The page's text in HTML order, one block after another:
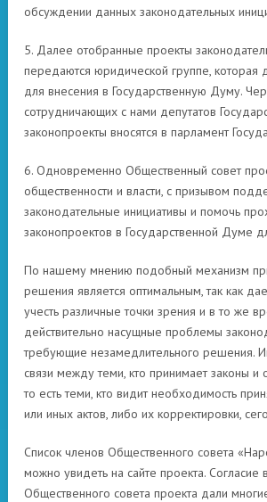
обсуждении данных законодательных
5. Далее отобранные проекты
передаются юридической группе, которая
для внесения в Государственную Думу.
сотрудничающих с нами депутатов
законопроекты вносятся в парламент
6. Одновременно Общественный совет
общественности и власти, с призывом
законодательные инициативы и помочь
законопроектов в Государственной Думе
По нашему мнению подобный механизм
решения является оптимальным, так как
учесть различные точки зрения и в то же
действительно насущные проблемы
требующие незамедлительного решения.
связи между теми, кто принимает законы и
то есть теми, кто видит необходимость
или иных актов, либо их корректировки,
Список членов Общественного совета
можно увидеть на сайте проекта. Согласие
Общественного совета проекта дали